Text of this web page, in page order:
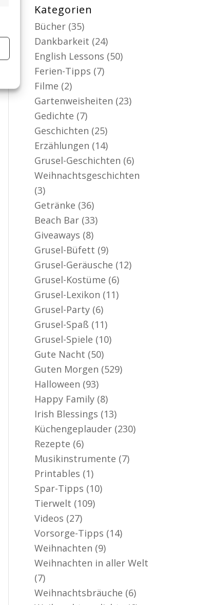
Kategorien
Bücher (35)
Dankbarkeit (24)
English Lessons (50)
Ferien-Tipps (7)
Filme (2)
Gartenweisheiten (23)
Gedichte (7)
Geschichten (25)
Erzählungen (14)
Grusel-Geschichten (6)
Weihnachtsgeschichten
(3)
Getränke (36)
Beach Bar (33)
Giveaways (8)
Grusel-Büfett (9)
Grusel-Geräusche (12)
Grusel-Kostüme (6)
Grusel-Lexikon (11)
Grusel-Party (6)
Grusel-Spaß (11)
Grusel-Spiele (10)
Gute Nacht (50)
Guten Morgen (529)
Halloween (93)
Happy Family (8)
Irish Blessings (13)
Küchengeplauder (230)
Rezepte (6)
Musikinstrumente (7)
Printables (1)
Spar-Tipps (10)
Tierwelt (109)
Videos (27)
Vorsorge-Tipps (14)
Weihnachten (9)
Weihnachten in aller Welt
(7)
Weihnachtsbräuche (6)